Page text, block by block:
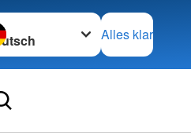
wechseln zu
Alles klar